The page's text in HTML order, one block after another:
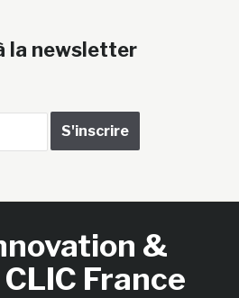
la newsletter
&
France